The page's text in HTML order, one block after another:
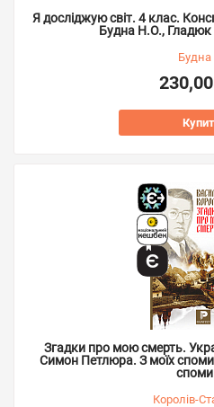
Я досліджую світ. 4 клас.
Будна Н.О.,
Будна
Згадки про мою смерть.
Симон Петлюра. З моїх
Королів-